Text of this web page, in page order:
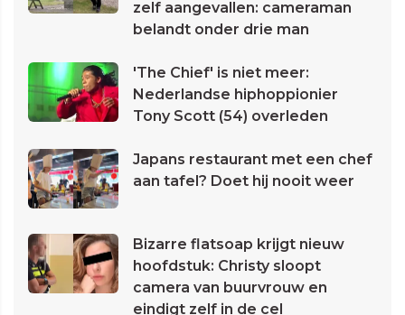
zelf aangevallen: cameraman
belandt onder drie man
'The Chief' is niet meer:
Nederlandse hiphoppionier
Tony Scott (54) overleden
Japans restaurant met een chef
aan tafel? Doet hij nooit weer
Bizarre flatsoap krijgt nieuw
hoofdstuk: Christy sloopt
camera van buurvrouw en
eindigt zelf in de cel